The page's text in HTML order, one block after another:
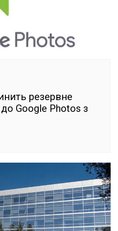
резервне
Google Photos з